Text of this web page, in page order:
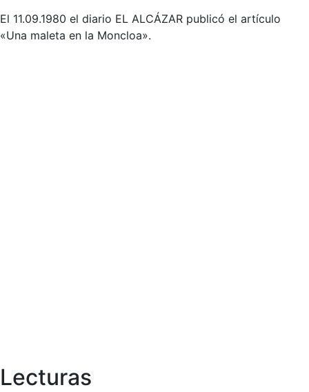
El 11.09.1980 el diario EL ALCÁZAR publicó el artículo
«Una maleta en la Moncloa».
Lecturas